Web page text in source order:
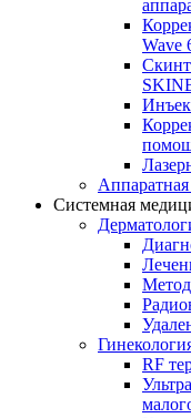
Wave
Системная
RF